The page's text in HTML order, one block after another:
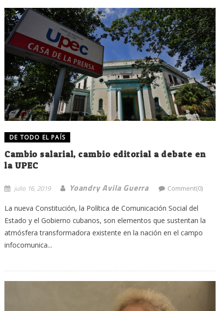
DE TODO EL PAÍS
Cambio salarial, cambio editorial a debate en
la UPEC
julio 16, 2019 Yoandry Avila Guerra Comment(0)
La nueva Constitución, la Política de Comunicación Social del
Estado y el Gobierno cubanos, son elementos que sustentan la
atmósfera transformadora existente en la nación en el campo
infocomunica...